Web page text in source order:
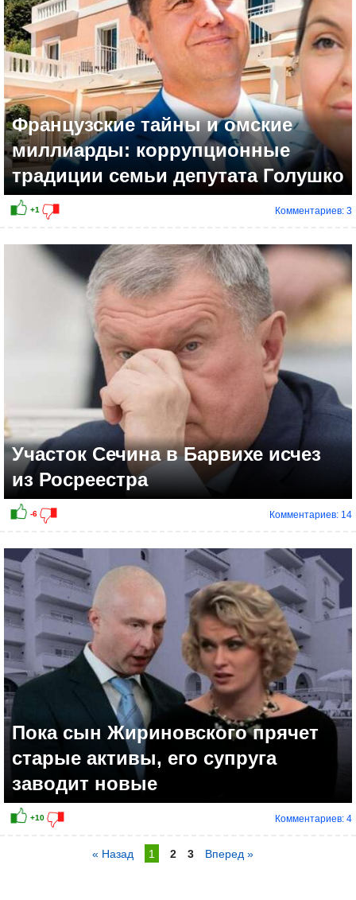
+7
Французские тайны и омские
миллиарды: коррупционные
традиции семьи депутата Голушко
Комментариев: 3
Участок Сечина в Барвихе исчез
из Росреестра
Комментариев: 14
Пока сын Жириновского прячет
старые активы, его супруга
заводит новые
Комментариев: 4
« Назад 1 2 3 Вперед »